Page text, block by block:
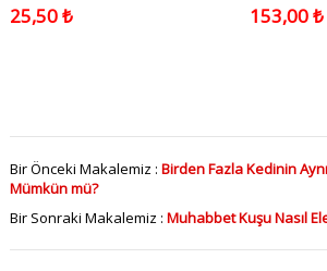
25,50 ₺ 153,00 ₺
Bir Önceki Makalemiz : Birden Fazla Kedinin
Mümkün mü?
Bir Sonraki Makalemiz : Muhabbet Kuşu Nasıl